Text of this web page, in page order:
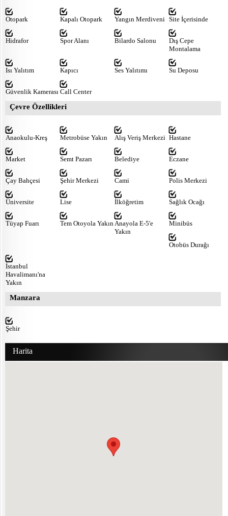
Otopark Kapalı Otopark Yangın Merdiveni Site İçerisinde
Hidrafor Spor Alanı Bilardo Salonu
Dış Cepe
Montalama
Isı Yalıtım Kapıcı Ses Yalıtımı Su Deposu
Güvenlik Kamerası Call Center
Çevre Özellikleri
Anaokulu-Kreş Metrobüse Yakın Alış Veriş Merkezi Hastane
Market Semt Pazarı Belediye Eczane
Çay Bahçesi Şehir Merkezi Cami Polis Merkezi
Üniversite Lise İlköğretim Sağlık Ocağı
Tüyap Fuarı Tem Otoyola Yakın Anayola E-5'e
Yakın
Minibüs
Otobüs Durağı
İstanbul
Havalimanı'na
Yakın
Manzara
Şehir
Harita